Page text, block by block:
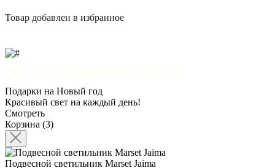
Товар добавлен в избранное
Подарки на Новый год
Красивый свет на каждый день!
Смотреть
Корзина (3)
Подвесной светильник Marset Jaima